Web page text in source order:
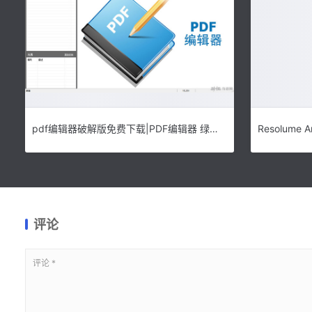
pdf编辑器破解版免费下载|PDF编辑器 绿色破解版v1.3.2下载
评论